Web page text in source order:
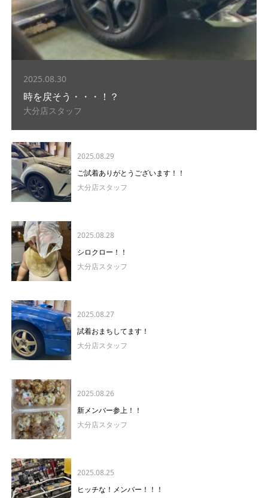
2025.08.30
時を戻そう・・・！？
大分店スタッフ
2025.08.29
ご試着ありがとうございます！！
大分店スタッフ
2025.08.28
シロクロー！！
大分店スタッフ
2025.08.27
試着おまちしてます！
大分店スタッフ
2025.08.26
新メンバー参上！！
大分店スタッフ
2025.08.25
ヒッチな！メンバー！！！